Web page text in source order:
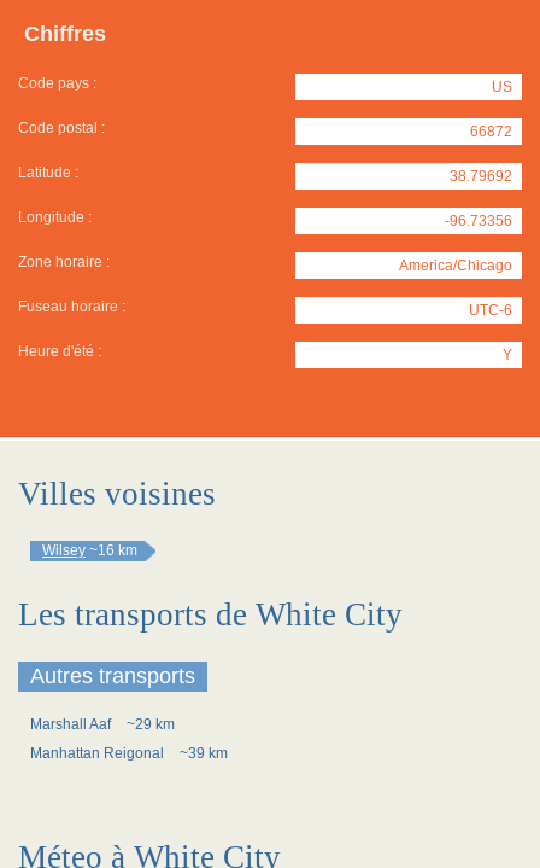
Chiffres
Code pays : US
Code postal : 66872
Latitude : 38.79692
Longitude : -96.73356
Zone horaire : America/Chicago
Fuseau horaire : UTC-6
Heure d'été : Y
Villes voisines
Wilsey ~16 km
Les transports de White City
Autres transports
Marshall Aaf
~29 km
Manhattan Reigonal
~39 km
Méteo à White City